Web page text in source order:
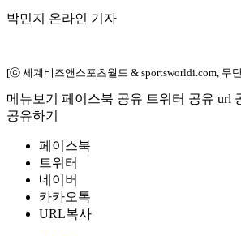
박민지 온라인 기자
[ⓒ 세계비즈앤스포츠월드 & sportsworldi.com, 무
메뉴보기 페이스북 공유 트위터 공유 url
공유하기
페이스북
트위터
네이버
카카오톡
URL복사